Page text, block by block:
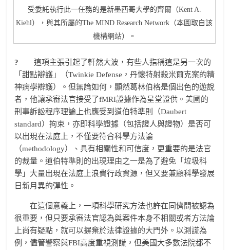
受委託執行此一任務的是新墨西哥大學的齊爾（Kent A.
Kiehl），與其所屬的The MIND Research Network（本圖取自該
機構網站）。
? 這項主張引起了軒然大波，有些人指稱這是另一次的
「甜點辯護」（Twinkie Defense，丹懷特射殺米爾克案的精
神病學辯護）。但無論如何，顯然葛林伯格是個出色的遊說
者，他讓承審法官接受了fMRI證據作為呈堂證供。美國的
刑事訴訟程序理論上也應受到道伯特準則（Daubert
standard）拘束，亦即科學證據（包括證人與證物）是否可
以出現在法庭上，不僅要符合科學方法論
（methodology）、具有相關性和可信度，更重要的是法官
的裁量。道伯特準則的出現理由之一是為了避免「垃圾科
學」大量出現在法庭上浪費行政資源，但又要兼顧科學發展
日新月異的彈性。
在這個意義上，一項科學研究方法也許在同儕間被認為
很重要，但只要承審法官認為與案件本身不相關或者方法論
上尚有疑點，就可以摒棄於法律證據的大門外。以測謊為
例，儘管警察與FBI高度重視測謊，但美國大多數法院都不